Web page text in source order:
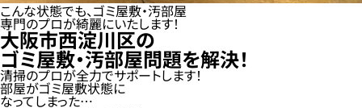
こんな状態でも、ゴミ屋敷・汚部屋
専門のプロが綺麗にいたします！
大阪市西淀川区の
ゴミ屋敷・汚部屋問題を解決！
清掃のプロが全力でサポートします！
部屋がゴミ屋敷状態に
なってしまった…